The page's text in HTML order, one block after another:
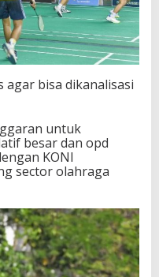
agar bisa dikanalisasi
untuk
besar dan opd
KONI
sector olahraga